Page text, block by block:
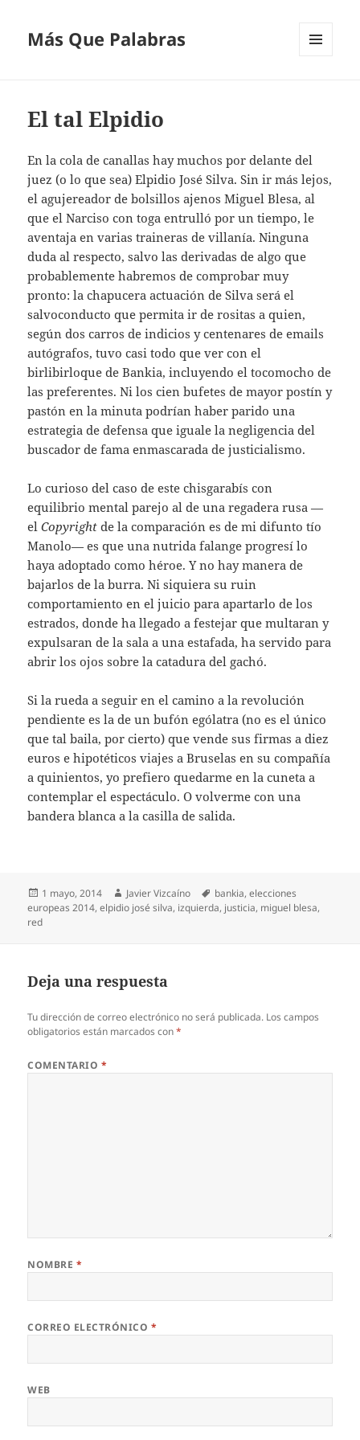
Más Que Palabras
El tal Elpidio
En la cola de canallas hay muchos por delante del
juez (o lo que sea) Elpidio José Silva. Sin ir más lejos,
el agujereador de bolsillos ajenos Miguel Blesa, al
que el Narciso con toga entrulló por un tiempo, le
aventaja en varias traineras de villanía. Ninguna
duda al respecto, salvo las derivadas de algo que
probablemente habremos de comprobar muy
pronto: la chapucera actuación de Silva será el
salvoconducto que permita ir de rositas a quien,
según dos carros de indicios y centenares de emails
autógrafos, tuvo casi todo que ver con el
birlibirloque de Bankia, incluyendo el tocomocho de
las preferentes. Ni los cien bufetes de mayor postín y
pastón en la minuta podrían haber parido una
estrategia de defensa que iguale la negligencia del
buscador de fama enmascarada de justicialismo.
Lo curioso del caso de este chisgarabís con
equilibrio mental parejo al de una regadera rusa —
elCopyright de la comparación es de mi difunto tío
Manolo— es que una nutrida falange progresí lo
haya adoptado como héroe. Y no hay manera de
bajarlos de la burra. Ni siquiera su ruin
comportamiento en el juicio para apartarlo de los
estrados, donde ha llegado a festejar que multaran y
expulsaran de la sala a una estafada, ha servido para
abrir los ojos sobre la catadura del gachó.
Si la rueda a seguir en el camino a la revolución
pendiente es la de un bufón ególatra (no es el único
que tal baila, por cierto) que vende sus firmas a diez
euros e hipotéticos viajes a Bruselas en su compañía
a quinientos, yo prefiero quedarme en la cuneta a
contemplar el espectáculo. O volverme con una
bandera blanca a la casilla de salida.
Publicado
el
1 mayo, 2014 Autor
Javier Vizcaíno Etiquetas
bankia,elecciones
europeas 2014,elpidio josé silva, izquierda, justicia, miguel blesa,
red
Deja una respuesta
Tu dirección de correo electrónico no será publicada. Los campos
obligatorios están marcados con*
COMENTARIO *
NOMBRE *
CORREO ELECTRÓNICO *
WEB